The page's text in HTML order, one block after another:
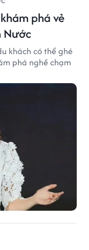
phá vẻ
Nước
khách có thể ghé
phá nghề chạm